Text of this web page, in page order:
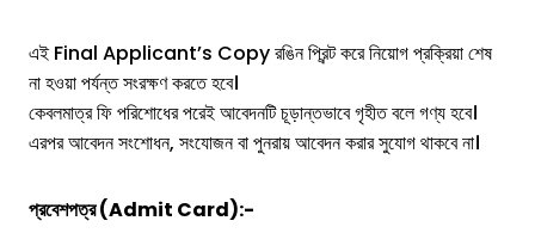
এই Final Applicant’s Copy রঙিন প্রিন্ট করে নিয়োগ প্রক্রিয়া শেষ
না হওয়া পর্যন্ত সংরক্ষণ করতে হবে।
কেবলমাত্র ফি পরিশোধের পরেই আবেদনটি চূড়ান্তভাবে গৃহীত বলে গণ্য হবে।
এরপর আবেদন সংশোধন, সংযোজন বা পুনরায় আবেদন করার সুযোগ থাকবে না।
প্রবেশপত্র (Admit Card):-